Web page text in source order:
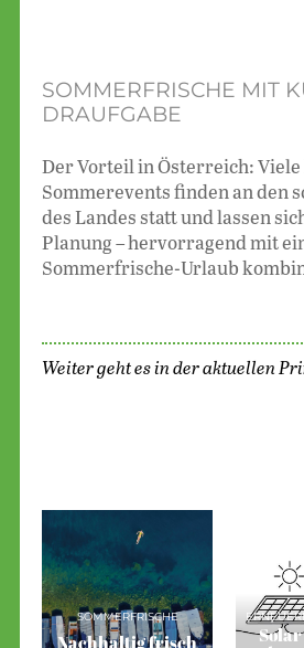
SOMMERFRISCHE MIT
DRAUFGABE
Der Vorteil in Österreich:
Sommerevents finden an den
des Landes statt und lassen
Planung – hervorragend mit
Sommerfrische-Urlaub
Weiter geht es in der aktuellen
SOMMERFRISCHE